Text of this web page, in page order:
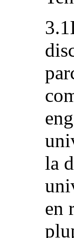
la
en